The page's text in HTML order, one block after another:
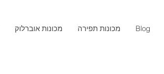
Blog מכונות תפירה מכונות אוברלוק